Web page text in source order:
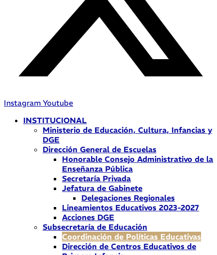
Instagram Youtube
INSTITUCIONAL
Ministerio de Educación, Cultura, Infancias y
DGE
Dirección General de Escuelas
Honorable Consejo Administrativo de la
Enseñanza Pública
Secretaría Privada
Jefatura de Gabinete
Delegaciones Regionales
Lineamientos Educativos 2023-2027
Acciones DGE
Subsecretaría de Educación
Coordinación de Políticas Educativas
Dirección de Centros Educativos de